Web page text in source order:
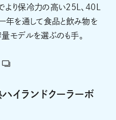
より保冷力の高い25L、40L
一年を通して食品と飲み物を
モデルを選ぶのも手。
イランドクーラーボ